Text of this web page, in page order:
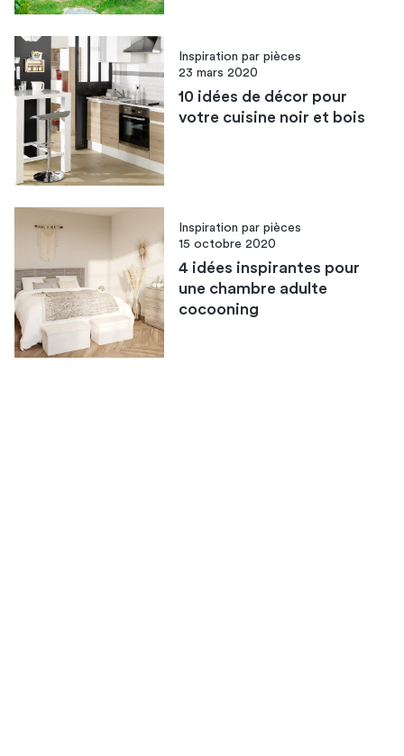
Inspiration par pièces
23 mars 2020
10 idées de décor pour
votre cuisine noir et bois
Inspiration par pièces
15 octobre 2020
4 idées inspirantes pour
une chambre adulte
cocooning